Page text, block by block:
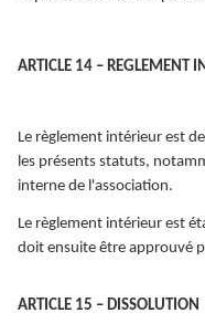
ARTICLE 14 – REGLEMENT
Le règlement intérieur est
les présents statuts,
interne de l'association.
Le règlement intérieur est
doit ensuite être approuvé
ARTICLE 15 – DISSOLUTION